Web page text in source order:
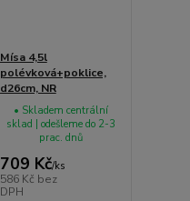
Mísa 4,5l
polévková+poklice,
d26cm, NR
709 Kč/ks
586 Kč bez
DPH
• Skladem centrální
sklad | odešleme do 2-3
prac. dnů